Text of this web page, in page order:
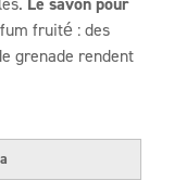
fruité : des
grenade rendent